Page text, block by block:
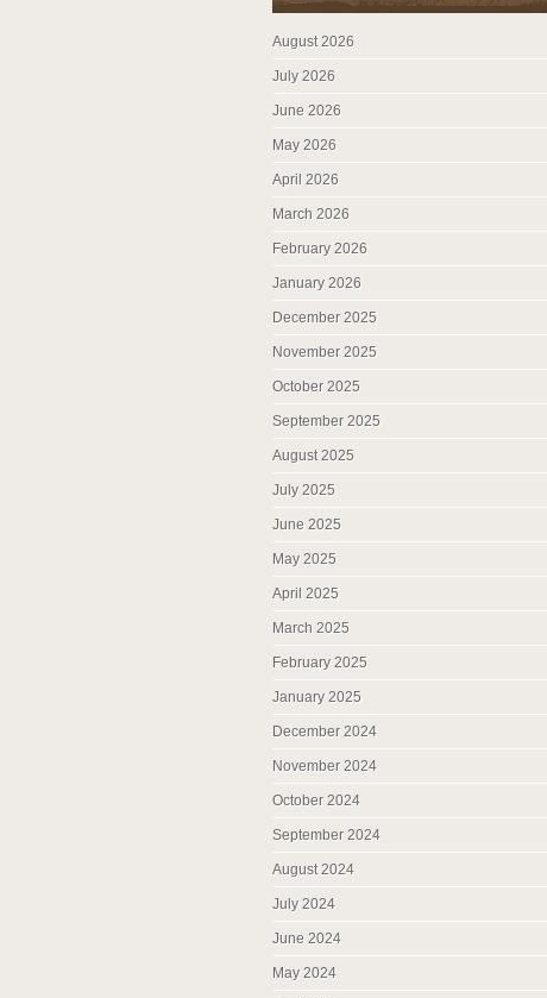
August 2026
July 2026
June 2026
May 2026
April 2026
March 2026
February 2026
January 2026
December 2025
November 2025
October 2025
September 2025
August 2025
July 2025
June 2025
May 2025
April 2025
March 2025
February 2025
January 2025
December 2024
November 2024
October 2024
September 2024
August 2024
July 2024
June 2024
May 2024